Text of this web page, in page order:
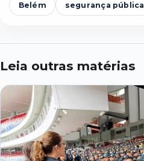
Belém segurança pública
Leia outras matérias